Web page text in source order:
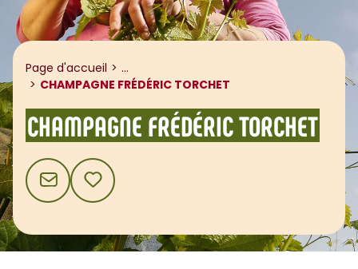
Page d'accueil ...
CHAMPAGNE FRÉDÉRIC TORCHET
CHAMPAGNE FRÉDÉRIC TORCHET
CONTACTAJOUTER AUX FAVORIS